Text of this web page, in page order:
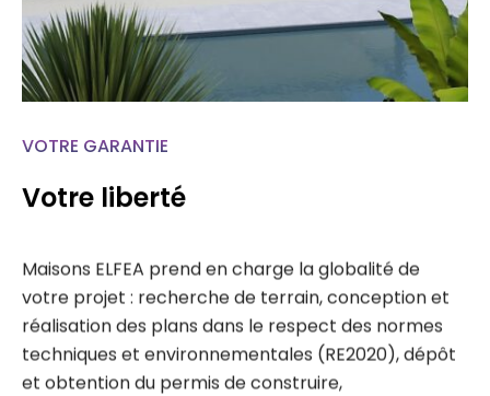
VOTRE GARANTIE
Votre liberté
votre projet : recherche de terrain, conception et
réalisation des plans dans le respect des normes
techniques et environnementales (RE2020), dépôt
et obtention du permis de construire,
accompagnement dans le montage financier,